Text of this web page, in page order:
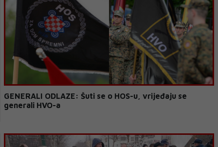
GENERALI ODLAZE: Šuti se o HOS-u, vrijeđaju se
generali HVO-a